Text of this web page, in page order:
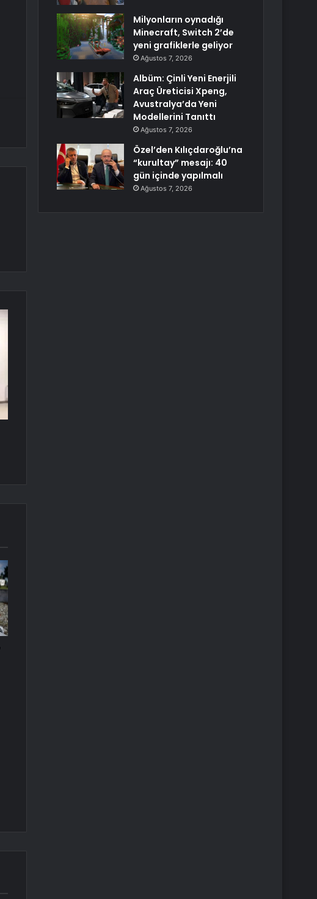
Milyonların oynadığı
Minecraft, Switch 2’de
yeni grafiklerle geliyor
Ağustos 7, 2026
Albüm: Çinli Yeni Enerjili
Araç Üreticisi Xpeng,
Avustralya’da Yeni
Modellerini Tanıttı
Ağustos 7, 2026
Özel’den Kılıçdaroğlu’na
“kurultay” mesajı: 40
gün içinde yapılmalı
Ağustos 7, 2026